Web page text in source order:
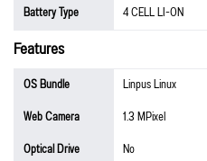
Battery Type
4 CELL LI-ON
Features
OS Bundle
Linpus Linux
Web Camera
1.3 MPixel
Optical Drive
No